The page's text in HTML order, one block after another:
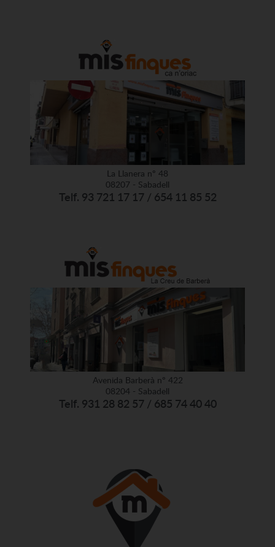
La Llanera nº 48
08207 - Sabadell
Telf. 93 721 17 17 / 654 11 85 52
Avenida Barberà nº 422
08204 - Sabadell
Telf. 931 28 82 57 / 685 74 40 40